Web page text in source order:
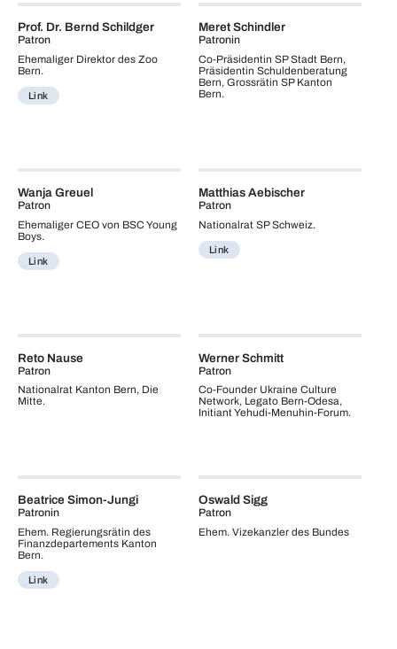
Prof. Dr. Bernd Schildger
Patron
Ehemaliger Direktor des Zoo
Bern.
Link
Meret Schindler
Patronin
Co-Präsidentin SP Stadt Bern,
Präsidentin Schuldenberatung
Bern, Grossrätin SP Kanton
Bern.
Wanja Greuel
Patron
Ehemaliger CEO von BSC Young
Boys.
Link
Matthias Aebischer
Patron
Nationalrat SP Schweiz.
Link
Reto Nause
Patron
Nationalrat Kanton Bern, Die
Mitte.
Werner Schmitt
Patron
Co-Founder Ukraine Culture
Network, Legato Bern-Odesa,
Initiant Yehudi-Menuhin-Forum.
Beatrice Simon-Jungi
Patronin
Ehem. Regierungsrätin des
Finanzdepartements Kanton
Bern.
Link
Oswald Sigg
Patron
Ehem. Vizekanzler des Bundes